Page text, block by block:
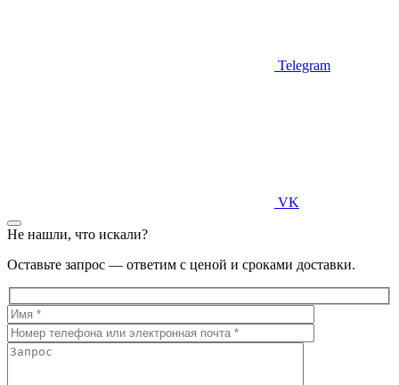
Telegram
VK
Не нашли, что искали?
Оставьте запрос — ответим с ценой и сроками доставки.